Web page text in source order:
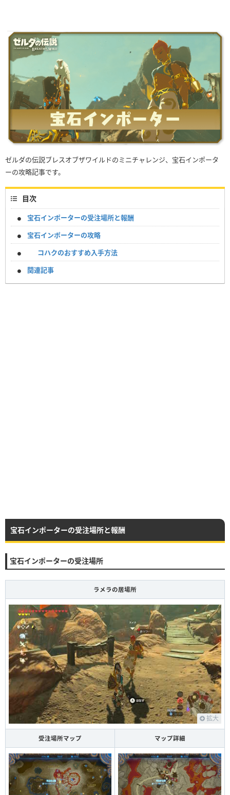
ゼルダの伝説ブレスオブザワイルドのミニチャレンジ、宝石インポータ
ーの攻略記事です。
目次
宝石インポーターの受注場所と報酬
宝石インポーターの攻略
コハクのおすすめ入手方法
関連記事
宝石インポーターの受注場所と報酬
宝石インポーターの受注場所
ラメラの居場所
拡大
受注場所マップ マップ詳細